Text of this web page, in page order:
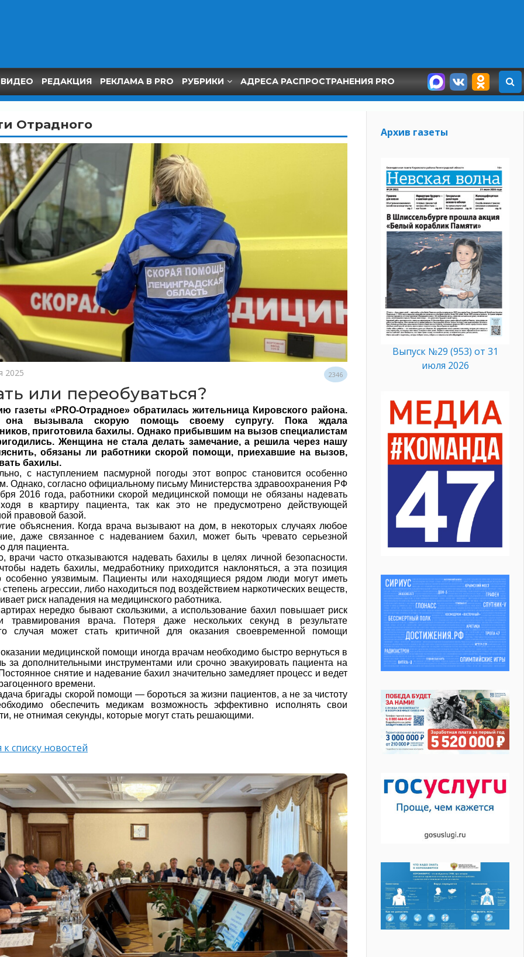
ВИДЕО РЕДАКЦИЯ РЕКЛАМА В PRO РУБРИКИ АДРЕСА РАСПРОСТРАНЕНИЯ PRO
Отрадного
2025 2346
или переобуваться?
газеты «PRO-Отрадное» обратилась жительница Кировского района.
она вызывала скорую помощь своему супругу. Пока ждала
приготовила бахилы. Однако прибывшим на вызов специалистам
Женщина не стала делать замечание, а решила через нашу
обязаны ли работники скорой помощи, приехавшие на вызов,
бахилы.
с наступлением пасмурной погоды этот вопрос становится особенно
Однако, согласно официальному письму Министерства здравоохранения РФ
2016 года, работники скорой медицинской помощи не обязаны надевать
в квартиру пациента, так как это не предусмотрено действующей
правовой базой.
объяснения. Когда врача вызывают на дом, в некоторых случаях любое
даже связанное с надеванием бахил, может быть чревато серьезной
для пациента.
врачи часто отказываются надевать бахилы в целях личной безопасности.
надеть бахилы, медработнику приходится наклоняться, а эта позиция
особенно уязвимым. Пациенты или находящиеся рядом люди могут иметь
агрессии, либо находиться под воздействием наркотических веществ,
риск нападения на медицинского работника.
нередко бывают скользкими, а использование бахил повышает риск
травмирования врача. Потеря даже нескольких секунд в результате
случая может стать критичной для оказания своевременной помощи
медицинской помощи иногда врачам необходимо быстро вернуться в
за дополнительными инструментами или срочно эвакуировать пациента на
снятие и надевание бахил значительно замедляет процесс и ведет
времени.
бригады скорой помощи — бороться за жизни пациентов, а не за чистоту
обеспечить медикам возможность эффективно исполнять свои
не отнимая секунды, которые могут стать решающими.
к списку новостей
Архив газеты
Выпуск №29 (953) от 31
июля 2026